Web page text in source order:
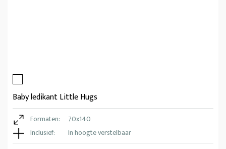
Baby ledikant Little Hugs
Formaten:
70x140
Inclusief:
In hoogte verstelbaar